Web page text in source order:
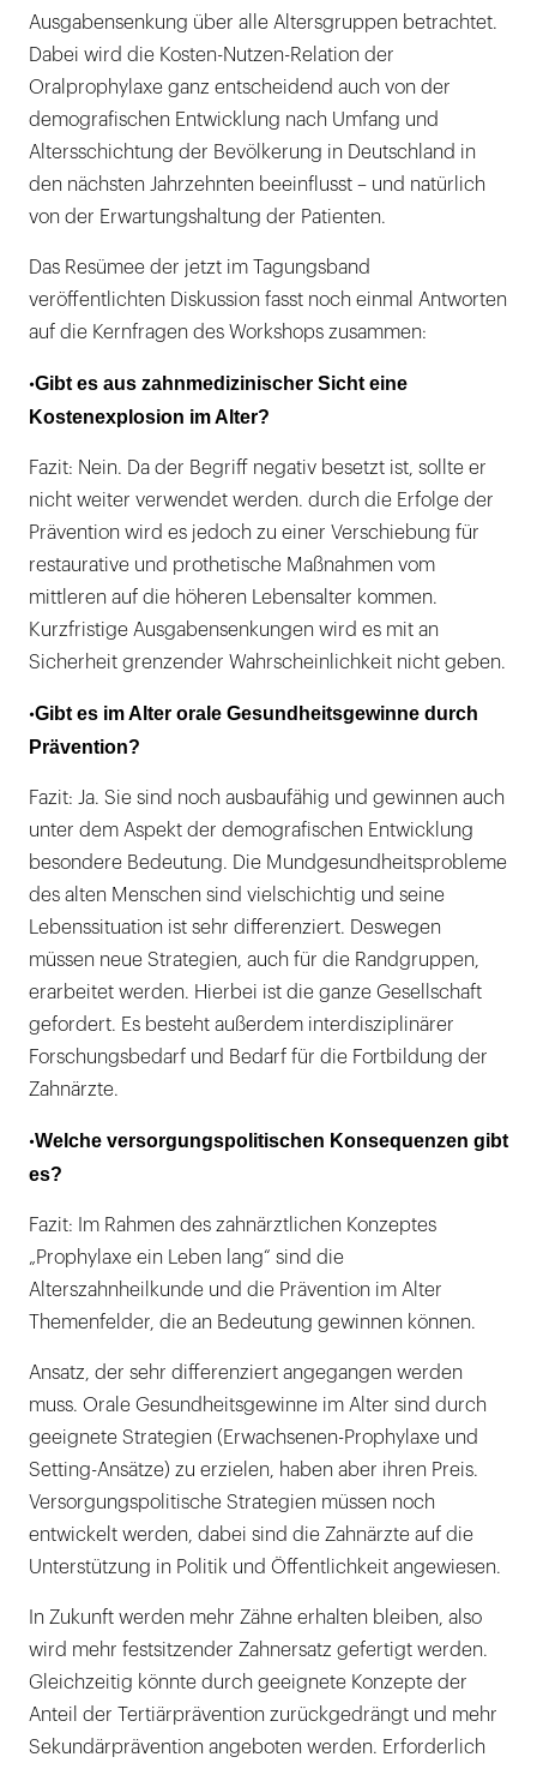
Ausgabensenkung über alle Altersgruppen betrachtet.
Dabei wird die Kosten-Nutzen-Relation der
Oralprophylaxe ganz entscheidend auch von der
demografischen Entwicklung nach Umfang und
Altersschichtung der Bevölkerung in Deutschland in
den nächsten Jahrzehnten beeinflusst – und natürlich
von der Erwartungshaltung der Patienten.
Das Resümee der jetzt im Tagungsband
veröffentlichten Diskussion fasst noch einmal Antworten
auf die Kernfragen des Workshops zusammen:
•Gibt es aus zahnmedizinischer Sicht eine
Kostenexplosion im Alter?
Fazit: Nein. Da der Begriff negativ besetzt ist, sollte er
nicht weiter verwendet werden. durch die Erfolge der
Prävention wird es jedoch zu einer Verschiebung für
restaurative und prothetische Maßnahmen vom
mittleren auf die höheren Lebensalter kommen.
Kurzfristige Ausgabensenkungen wird es mit an
Sicherheit grenzender Wahrscheinlichkeit nicht geben.
•Gibt es im Alter orale Gesundheitsgewinne durch
Prävention?
Fazit: Ja. Sie sind noch ausbaufähig und gewinnen auch
unter dem Aspekt der demografischen Entwicklung
besondere Bedeutung. Die Mundgesundheitsprobleme
des alten Menschen sind vielschichtig und seine
Lebenssituation ist sehr differenziert. Deswegen
müssen neue Strategien, auch für die Randgruppen,
erarbeitet werden. Hierbei ist die ganze Gesellschaft
gefordert. Es besteht außerdem interdisziplinärer
Forschungsbedarf und Bedarf für die Fortbildung der
Zahnärzte.
•Welche versorgungspolitischen Konsequenzen gibt
es?
Fazit: Im Rahmen des zahnärztlichen Konzeptes
„Prophylaxe ein Leben lang“ sind die
Alterszahnheilkunde und die Prävention im Alter
Themenfelder, die an Bedeutung gewinnen können.
Ansatz, der sehr differenziert angegangen werden
muss. Orale Gesundheitsgewinne im Alter sind durch
geeignete Strategien (Erwachsenen-Prophylaxe und
Setting-Ansätze) zu erzielen, haben aber ihren Preis.
Versorgungspolitische Strategien müssen noch
entwickelt werden, dabei sind die Zahnärzte auf die
Unterstützung in Politik und Öffentlichkeit angewiesen.
In Zukunft werden mehr Zähne erhalten bleiben, also
wird mehr festsitzender Zahnersatz gefertigt werden.
Gleichzeitig könnte durch geeignete Konzepte der
Anteil der Tertiärprävention zurückgedrängt und mehr
Sekundärprävention angeboten werden. Erforderlich